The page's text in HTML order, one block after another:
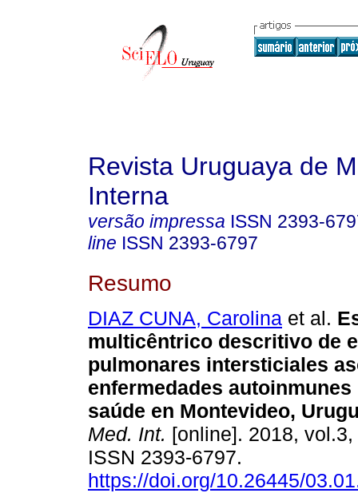
Revista Uruguaya de
Interna
versão impressa ISSN 2393-
line ISSN 2393-6797
Resumo
DIAZ CUNA, Carolina et al.
multicêntrico descritivo de
pulmonares intersticiales
enfermedades
saúde en Montevideo,
Med. Int. [online]. 2018,
ISSN 2393-6797.
https://doi.org/10.26445/